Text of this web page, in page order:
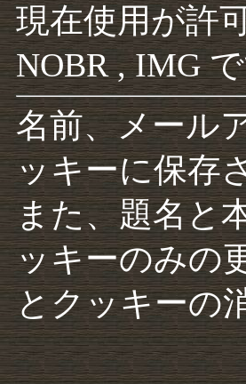
現在使用が許
NOBR , IMG
名前、メール
ッキーに保存
また、題名と
ッキーのみの
とクッキーの